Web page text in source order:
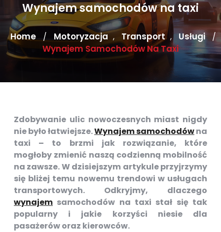
Wynajem samochodów na taxi
Home / Motoryzacja , Transport , Usługi /
Wynajem Samochodów Na Taxi
Zdobywanie ulic nowoczesnych miast nigdy
nie było łatwiejsze.Wynajem samochodówna
taxi – to brzmi jak rozwiązanie, które
mogłoby zmienić naszą codzienną mobilność
na zawsze. W dzisiejszym artykule przyjrzymy
się bliżej temu nowemu trendowi w usługach
transportowych. Odkryjmy, dlaczego
wynajem samochodów na taxi stał się tak
popularny i jakie korzyści niesie dla
pasażerów oraz kierowców.